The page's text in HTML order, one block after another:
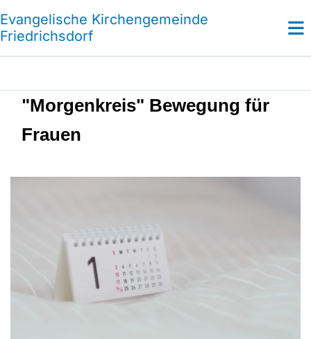
Evangelische Kirchengemeinde
Friedrichsdorf
"Morgenkreis" Bewegung für
Frauen